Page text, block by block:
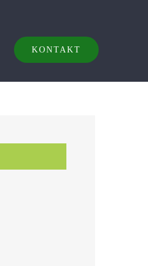
KONTAKT